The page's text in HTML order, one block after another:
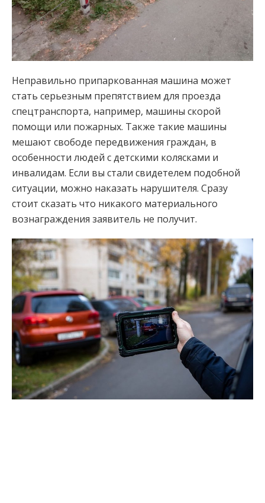
Неправильно припаркованная машина может
стать серьезным препятствием для проезда
спецтранспорта, например, машины скорой
помощи или пожарных. Также такие машины
мешают свободе передвижения граждан, в
особенности людей с детскими колясками и
инвалидам. Если вы стали свидетелем подобной
ситуации, можно наказать нарушителя. Сразу
стоит сказать что никакого материального
вознаграждения заявитель не получит.